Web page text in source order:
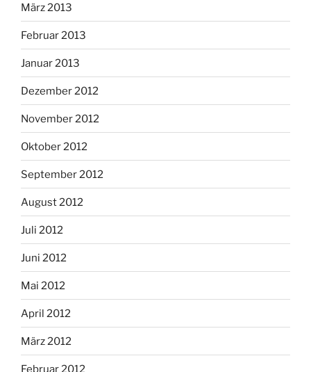
März 2013
Februar 2013
Januar 2013
Dezember 2012
November 2012
Oktober 2012
September 2012
August 2012
Juli 2012
Juni 2012
Mai 2012
April 2012
März 2012
Februar 2012